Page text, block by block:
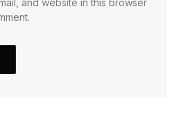
and website in this browser